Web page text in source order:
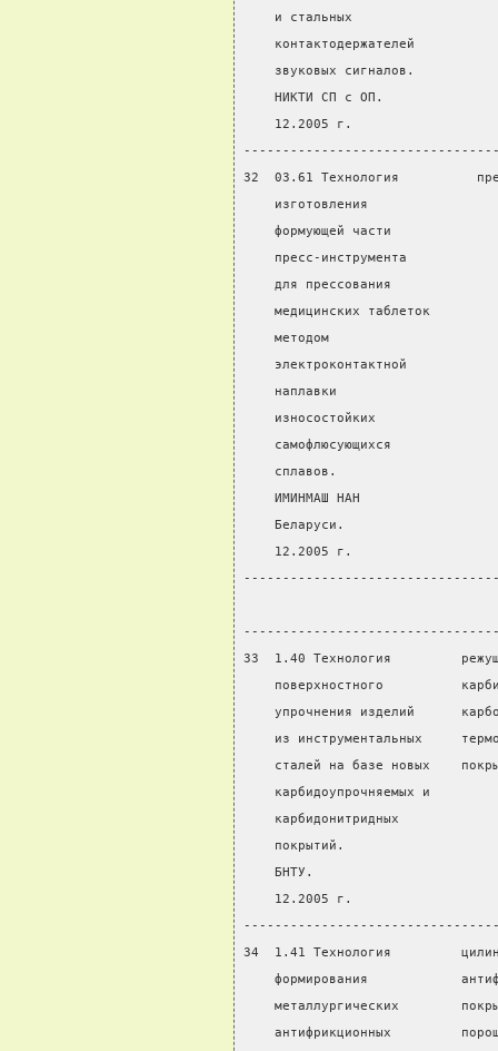
    и стальных
    контактодержателей
    звуковых сигналов.
    НИКТИ СП с ОП.
    12.2005 г.
32  03.61 Технология
изготовления
    формующей части
    пресс-инструмента
    для прессования
    медицинских таблеток
    методом
    электроконтактной
    наплавки
    износостойких
    самофлюсующихся
    сплавов.
    ИМИНМАШ НАН
    Беларуси.
    12.2005 г.
33  1.40 Технология
поверхностного
упрочнения изделий
из инструментальных
сталей на базе новых
    карбидоупрочняемых и
    карбидонитридных
    покрытий.
    БНТУ.
    12.2005 г.
34  1.41 Технология
формирования
металлургических
антифрикционных